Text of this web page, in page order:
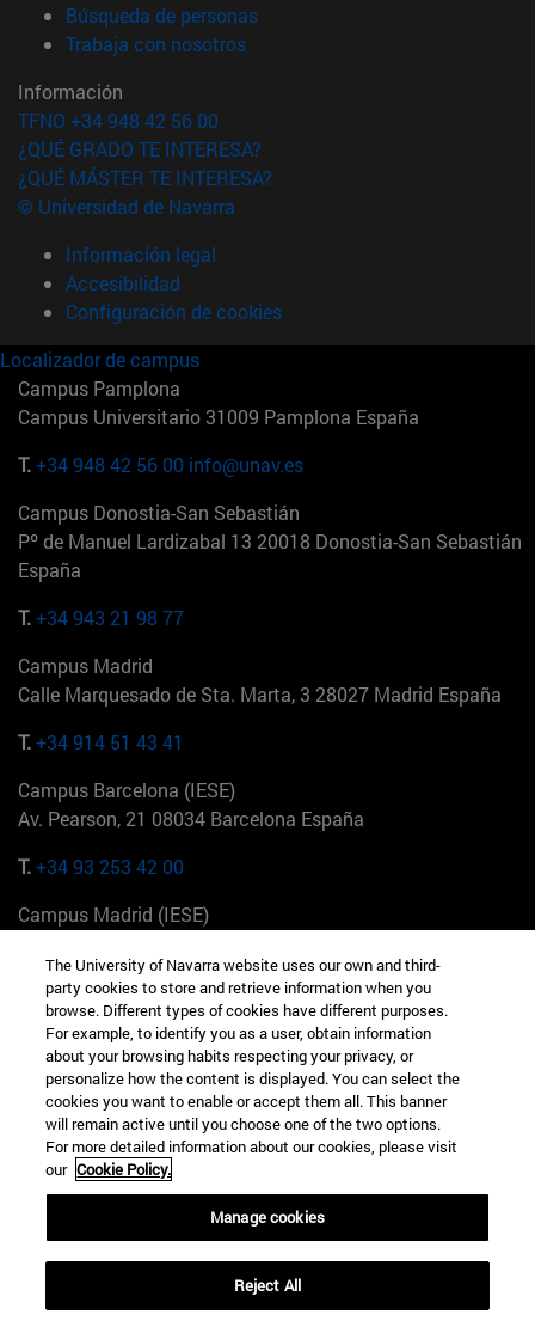
Búsqueda de personas(abre en nueva ventana)
Trabaja con nosotros(abre en nueva ventana)
Información
TFNO +34 948 42 56 00
¿QUÉ GRADO TE INTERESA?
¿QUÉ MÁSTER TE INTERESA?
© Universidad de Navarra
Información legal
Accesibilidad
Configuración de cookies
Localizador de campus
Campus Pamplona
Campus Universitario 31009 Pamplona España
T.+34 948 42 56 00 info@unav.es
Campus Donostia-San Sebastián
Pº de Manuel Lardizabal 13 20018 Donostia-San Sebastián
España
T.+34 943 21 98 77
Campus Madrid
Calle Marquesado de Sta. Marta, 3 28027 Madrid España
T.+34 914 51 43 41
Campus Barcelona (IESE)
Av. Pearson, 21 08034 Barcelona España
T.+34 93 253 42 00
Campus Madrid (IESE)
+34 912 11 30 00
Campus Nueva York (IESE)
165 W 57th St 10019-2201 Nueva York EE.UU
+1 646 346 8850
Campus Munich (IESE)
Maria-Theresia-Straße 15 81675 Múnich Alemania
+49 89 24209790
Campus Sao Paulo (IESE)
Rua Martiniano de Carvalho, 573 01321001 Bela Vista Brasil
The University of Navarra website uses our own and third-
party cookies to store and retrieve information when you
browse. Different types of cookies have different purposes.
For example, to identify you as a user, obtain information
about your browsing habits respecting your privacy, or
personalize how the content is displayed. You can select the
cookies you want to enable or accept them all. This banner
will remain active until you choose one of the two options.
For more detailed information about our cookies, please visit
our Cookie Policy.
Manage cookies
Reject All